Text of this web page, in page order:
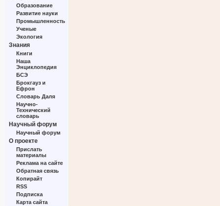
Образование
Развитие науки
Промышленность
Ученые
Экология
Знания
Книги
Наша
Энциклопедия
БСЭ
Брокгауз и
Ефрон
Словарь Даля
Научно-
Технический
словарь
Научный форум
Научный форум
О проекте
Прислать
материалы
Реклама на сайте
Обратная связь
Копирайт
RSS
Подписка
Карта сайта